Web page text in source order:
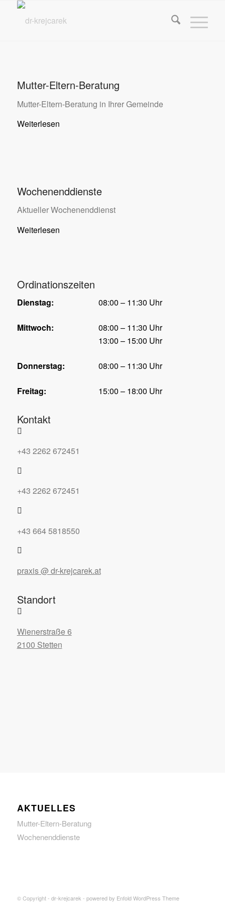
Mutter-Eltern-Beratung
Mutter-Eltern-Beratung in Ihrer Gemeinde
Weiterlesen
Wochenenddienste
Aktueller Wochenenddienst
Weiterlesen
Ordinationszeiten
Dienstag: 08:00 – 11:30 Uhr
Mittwoch:
08:00 – 11:30 Uhr
13:00 – 15:00 Uhr
Donnerstag: 08:00 – 11:30 Uhr
Freitag: 15:00 – 18:00 Uhr
Kontakt
+43 2262 672451
+43 2262 672451
+43 664 5818550
praxis @ dr-krejcarek.at
Standort
Wienerstraße 6
2100 Stetten
AKTUELLES
Mutter-Eltern-Beratung
Wochenenddienste
© Copyright - dr-krejcarek - powered by Enfold WordPress Theme